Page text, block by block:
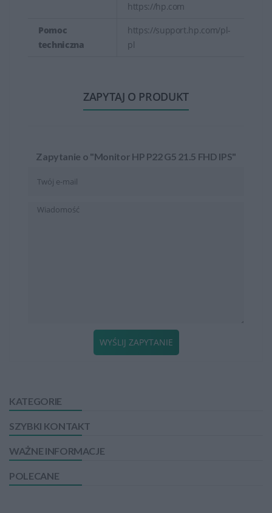
KATEGORIE
SZYBKI KONTAKT
WAŻNE INFORMACJE
POLECANE
https://hp.com
Pomoc
techniczna
https://support.hp.com/pl-
pl
ZAPYTAJ O PRODUKT
Zapytanie o "Monitor HP P22 G5 21.5 FHD IPS"
WYŚLIJ ZAPYTANIE